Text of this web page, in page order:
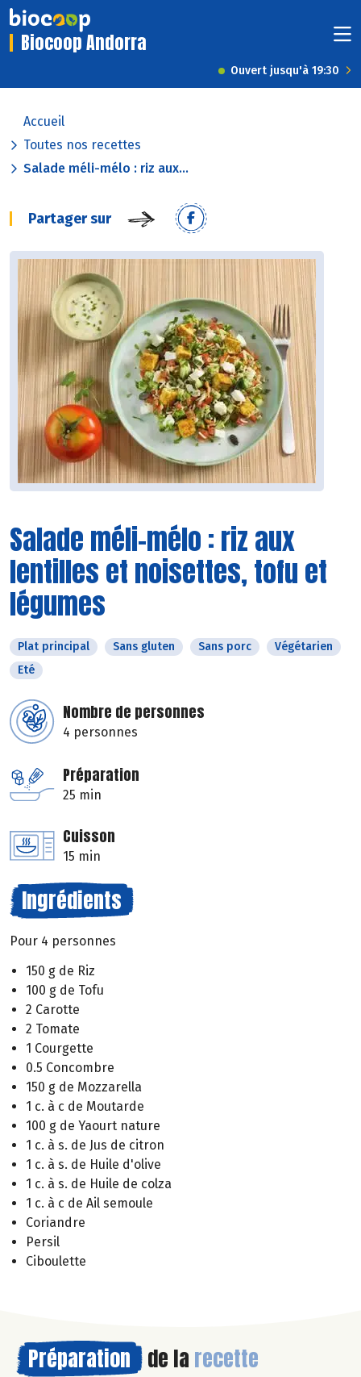
Biocoop Andorra
Ouvert jusqu'à 19:30
Accueil
Toutes nos recettes
Salade méli-mélo : riz aux...
Partager sur
Salade méli-mélo : riz aux
lentilles et noisettes, tofu et
légumes
Plat principal Sans gluten Sans porc
Végétarien
Eté
Nombre de personnes
4 personnes
Préparation
25 min
Cuisson
15 min
Ingrédients
Pour 4 personnes
150 g de Riz
100 g de Tofu
2 Carotte
2 Tomate
1 Courgette
0.5 Concombre
150 g de Mozzarella
1 c. à c de Moutarde
100 g de Yaourt nature
1 c. à s. de Jus de citron
1 c. à s. de Huile d'olive
1 c. à s. de Huile de colza
1 c. à c de Ail semoule
Coriandre
Persil
Ciboulette
Préparation de la recette